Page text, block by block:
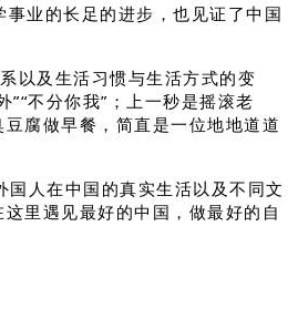
业的长足的进步，也见证了中国
以及生活习惯与生活方式的变
不分你我”；上一秒是摇滚老
腐做早餐，简直是一位地地道道
人在中国的真实生活以及不同文
里遇见最好的中国，做最好的自